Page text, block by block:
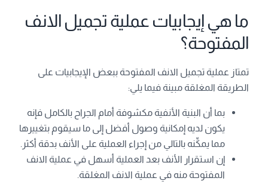
ما هي إيجابيات عملية تجميل الانف
المفتوحة؟
تمتاز عملية تجميل الانف المفتوحة ببعض الإيجابيات على
الطريقة المغلقة مبينة فيما يلي:
بما أن البنية الأنفية مكشوفة أمام الجراح بالكامل فإنه
يكون لديه إمكانية وصول أفضل إلى ما سيقوم بتغييرها
مما يمكِّنه بالتالي من إجراء العملية على الأنف بدقة أكثر.
إن استقرار الأنف بعد العملية أسهل في عملية الانف
المفتوحة منه في عملية الانف المغلقة.